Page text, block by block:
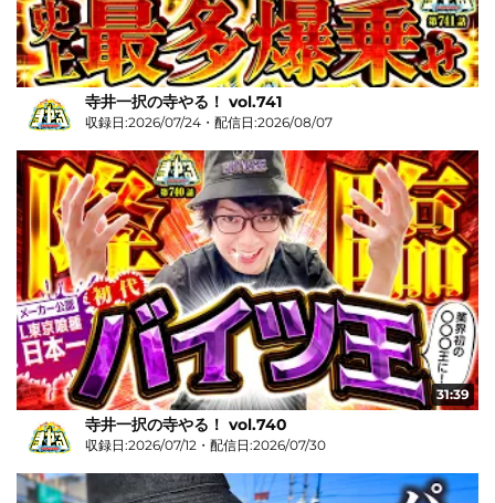
寺井一択の寺やる！ vol.741
収録日:2026/07/24・配信日:2026/08/07
31:39
寺井一択の寺やる！ vol.740
収録日:2026/07/12・配信日:2026/07/30